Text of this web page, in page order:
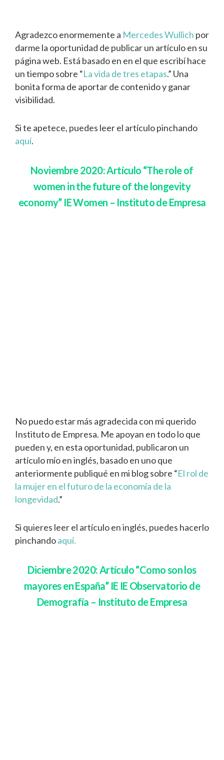
Agradezco enormemente a Mercedes Wullich por
darme la oportunidad de publicar un artículo en su
página web. Está basado en en el que escribí hace
un tiempo sobre “La vida de tres etapas.” Una
bonita forma de aportar de contenido y ganar
visibilidad.
Si te apetece, puedes leer el artículo pinchando
aquí.
Noviembre 2020: Artículo “The role of
women in the future of the longevity
economy” IE Women – Instituto de Empresa
No puedo estar más agradecida con mi querido
Instituto de Empresa. Me apoyan en todo lo que
pueden y, en esta oportunidad, publicaron un
artículo mío en inglés, basado en uno que
anteriormente publiqué en mi blog sobre “El rol de
la mujer en el futuro de la economía de la
longevidad.”
Si quieres leer el artículo en inglés, puedes hacerlo
pinchandoaquí.
Diciembre 2020: Artículo “Como son los
mayores en España” IE IE Observatorio de
Demografía – Instituto de Empresa